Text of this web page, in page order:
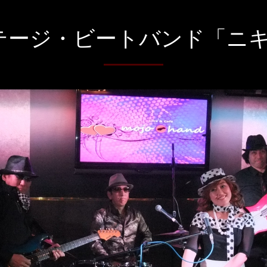
ジ・ビートバンド「ニ